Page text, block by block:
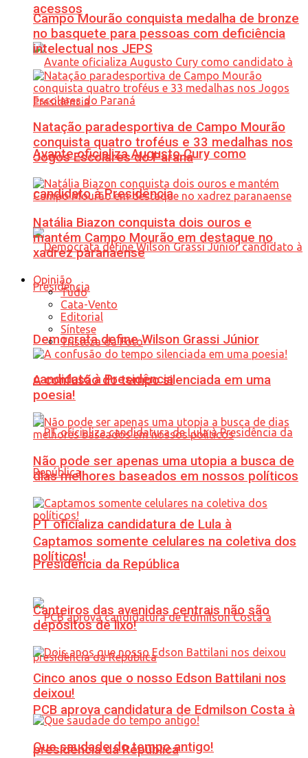
acessos
Avante oficializa Augusto Cury como
candidato à Presidência
Democrata define Wilson Grassi Júnior
candidato à Presidência
PT oficializa candidatura de Lula à
Presidência da República
PCB aprova candidatura de Edmilson Costa à
presidência da República
Campo Mourão conquista medalha de bronze
no basquete para pessoas com deficiência
intelectual nos JEPS
Natação paradesportiva de Campo Mourão
conquista quatro troféus e 33 medalhas nos
Jogos Escolares do Paraná
Natália Biazon conquista dois ouros e
mantém Campo Mourão em destaque no
xadrez paranaense
Opinião
Tudo
Cata-Vento
Editorial
Síntese
Tristeza da Foto
A confusão do tempo silenciada em uma
poesia!
Não pode ser apenas uma utopia a busca de
dias melhores baseados em nossos políticos
Captamos somente celulares na coletiva dos
políticos!
Canteiros das avenidas centrais não são
depósitos de lixo!
Cinco anos que o nosso Edson Battilani nos
deixou!
Que saudade do tempo antigo!